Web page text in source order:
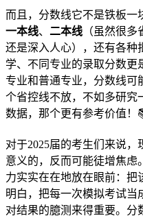
而且，分数线它不是铁板一
一本线、 二本线 （虽然很
还是深入人心），还有各种
学、不同专业的录取分数更
专业和普通专业，分数线可
个省控线不放，不如多研究
数据，那个更有参考价值！
对于2025届的考生们来说
意义的，反而可能徒增焦虑
力实实在在地放在眼前：把
明白，把每一次模拟考试当
对结果的臆测来得重要。分